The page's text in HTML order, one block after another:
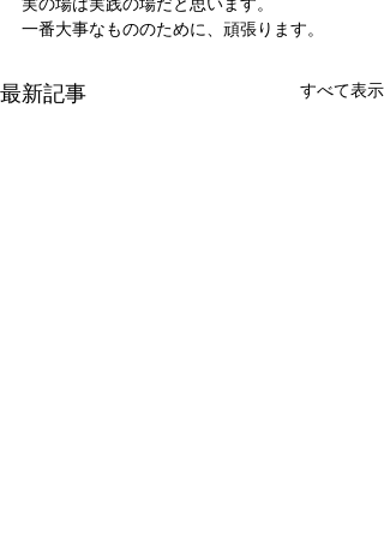
一番大事なもののために、頑張ります。
最新記事 すべて表示